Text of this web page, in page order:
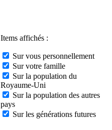
Items affichés :
Sur vous personnellement
Sur votre famille
Sur la population du
Royaume-Uni
Sur la population des autres
pays
Sur les générations futures